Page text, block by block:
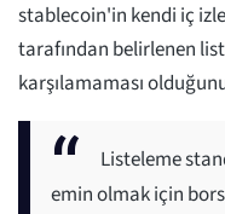
stablecoin'in kendi iç
tarafından belirlenen
karşılamaması
Listeleme
emin olmak için